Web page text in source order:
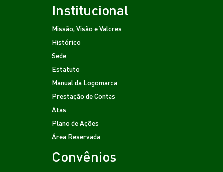
Institucional
Missão, Visão e Valores
Histórico
Sede
Estatuto
Manual da Logomarca
Prestação de Contas
Atas
Plano de Ações
Área Reservada
Convênios